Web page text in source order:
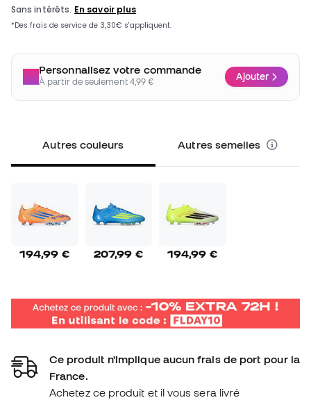
Personnalisez votre commande
À partir de seulement 4,99 € Ajouter
Autres couleurs Autres semelles
194,99 € 207,99 € 194,99 €
Ce produit n'implique aucun frais de port pour la
France.
Achetez ce produit et il vous sera livré